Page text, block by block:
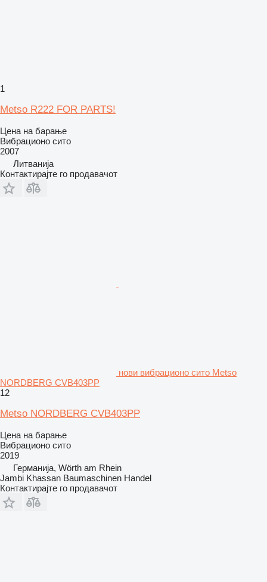
1
Metso R222 FOR PARTS!
Цена на барање
Вибрационо сито
2007
Литванија
Контактирајте го продавачот
нови вибрационо сито Metso
NORDBERG CVB403PP
12
Metso NORDBERG CVB403PP
Цена на барање
Вибрационо сито
2019
Германија, Wörth am Rhein
Jambi Khassan Baumaschinen Handel
Контактирајте го продавачот